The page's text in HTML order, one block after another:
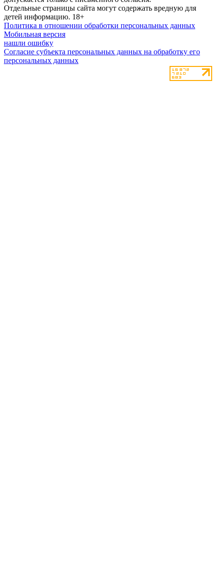
Отдельные страницы сайта могут содержать вредную для
детей информацию. 18+
Политика в отношении обработки персональных данных
Мобильная версия
нашли ошибку
Согласие субъекта персональных данных на обработку его
персональных данных